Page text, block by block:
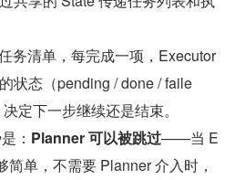
务清单，每完成一项，Executor
状态（pending / done / faile
定下一步继续还是结束。
： Planner 可以被跳过——当 E
单，不需要 Planner 介入时，